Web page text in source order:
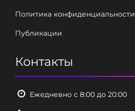
Политика конфиденциальности
Публикации
Контакты
Ежедневно с 8:00 до 20:00